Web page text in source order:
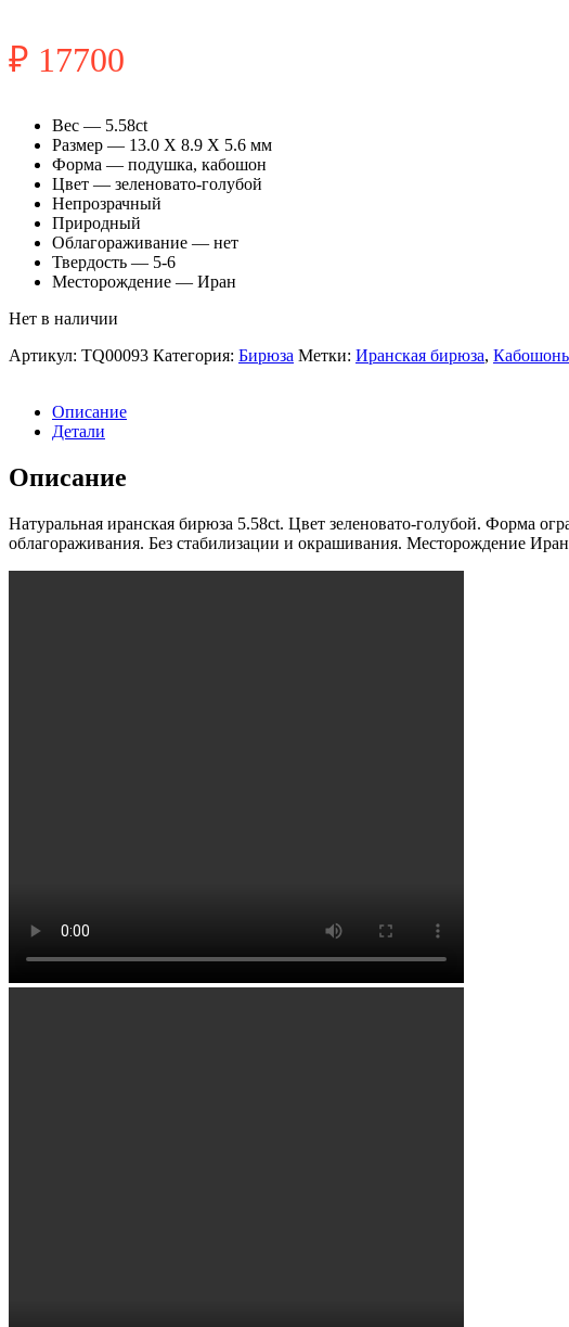
₽ 17700
Вес — 5.58ct
Размер — 13.0 X 8.9 X 5.6 мм
Форма — подушка, кабошон
Цвет — зеленовато-голубой
Непрозрачный
Природный
Облагораживание — нет
Твердость — 5-6
Месторождение — Иран
Нет в наличии
Артикул: TQ00093 Категория: Бирюза Метки: Иранская бирюза,
Описание
Детали
Описание
Натуральная иранская бирюза 5.58ct. Цвет зеленовато-голубой. Форма
облагораживания. Без стабилизации и окрашивания. Месторождение